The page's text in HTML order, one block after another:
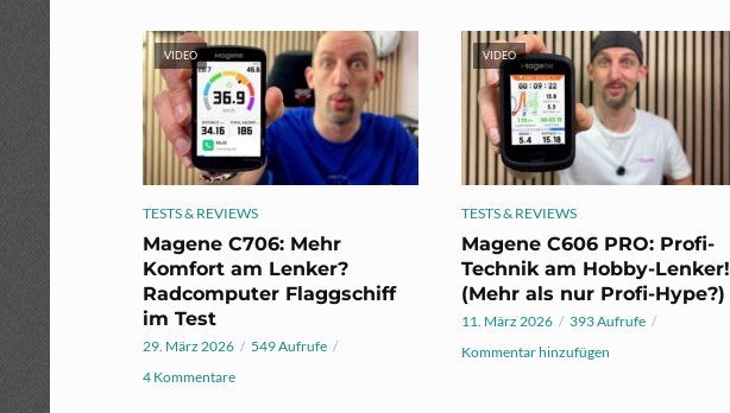
VIDEO
TESTS & REVIEWS
Magene C706: Mehr
Komfort am Lenker?
Radcomputer Flaggschiff
im Test
29. März 2026
549 Aufrufe
4 Kommentare
VIDEO
TESTS & REVIEWS
Magene C606 PRO: Profi-
Technik am Hobby-Lenker!
(Mehr als nur Profi-Hype?)
11. März 2026
393 Aufrufe
Kommentar hinzufügen